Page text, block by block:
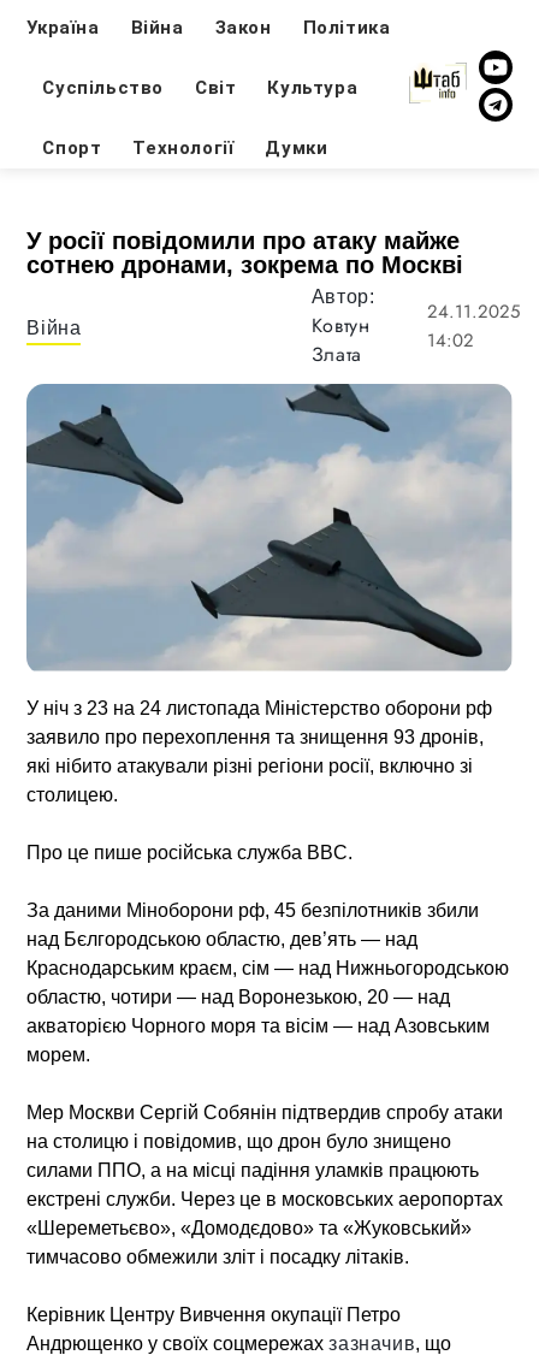
Україна Війна Закон Політика
Суспільство Світ Культура
Спорт Технології Думки
У росії повідомили про атаку майже
сотнею дронами, зокрема по Москві
Війна
Автор:
Ковтун
Злата
24.11.2025
14:02
У ніч з 23 на 24 листопада Міністерство оборони рф
заявило про перехоплення та знищення 93 дронів,
які нібито атакували різні регіони росії, включно зі
столицею.
Про це пише російська служба BBC.
За даними Міноборони рф, 45 безпілотників збили
над Бєлгородською областю, дев’ять — над
Краснодарським краєм, сім — над Нижньогородською
областю, чотири — над Воронезькою, 20 — над
акваторією Чорного моря та вісім — над Азовським
морем.
Мер Москви Сергій Собянін підтвердив спробу атаки
на столицю і повідомив, що дрон було знищено
силами ППО, а на місці падіння уламків працюють
екстрені служби. Через це в московських аеропортах
«Шереметьєво», «Домодєдово» та «Жуковський»
тимчасово обмежили зліт і посадку літаків.
Керівник Центру Вивчення окупації Петро
Андрющенко у своїх соцмережахзазначив, що